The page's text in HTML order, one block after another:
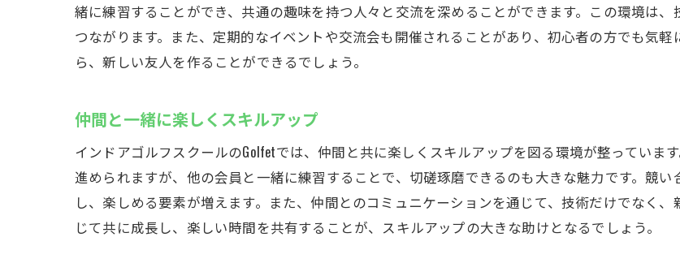
緒に練習することができ、共通の趣味を持つ人々と交流を深めることができます。この環境は
つながります。また、定期的なイベントや交流会も開催されることがあり、初心者の方でも気
ら、新しい友人を作ることができるでしょう。
仲間と一緒に楽しくスキルアップ
インドアゴルフスクールのGolfetでは、仲間と共に楽しくスキルアップを図る環境が整っていま
進められますが、他の会員と一緒に練習することで、切磋琢磨できるのも大きな魅力です。競
し、楽しめる要素が増えます。また、仲間とのコミュニケーションを通じて、技術だけでなく
じて共に成長し、楽しい時間を共有することが、スキルアップの大きな助けとなるでしょう。